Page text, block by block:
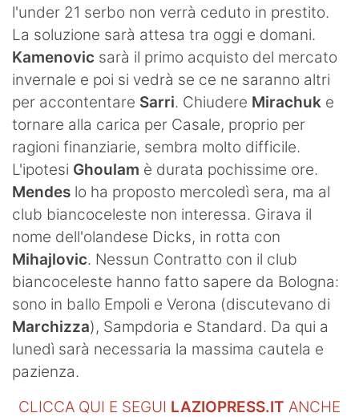
l'under 21 serbo non verrà ceduto in prestito.
La soluzione sarà attesa tra oggi e domani.
Kamenovic sarà il primo acquisto del mercato
invernale e poi si vedrà se ce ne saranno altri
per accontentare Sarri. Chiudere Mirachuk e
tornare alla carica per Casale, proprio per
ragioni finanziarie, sembra molto difficile.
L'ipotesi Ghoulam è durata pochissime ore.
Mendes lo ha proposto mercoledì sera, ma al
club biancoceleste non interessa. Girava il
nome dell'olandese Dicks, in rotta con
Mihajlovic. Nessun Contratto con il club
biancoceleste hanno fatto sapere da Bologna:
sono in ballo Empoli e Verona (discutevano di
Marchizza), Sampdoria e Standard. Da qui a
lunedì sarà necessaria la massima cautela e
pazienza.
CLICCA QUI E SEGUI LAZIOPRESS.IT ANCHE